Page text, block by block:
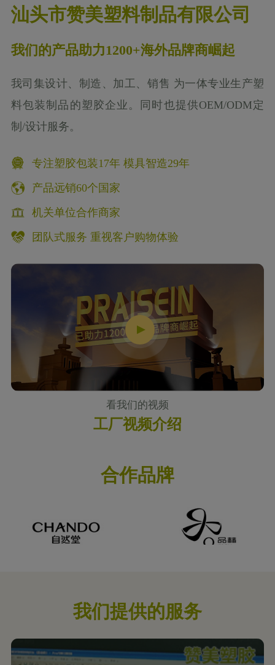
汕头市赞美塑料制品有限公司
我们的产品助力1200+海外品牌商崛起
我司集设计、制造、加工、销售 为一体专业生产塑
料包装制品的塑胶企业。同时也提供OEM/ODM定
制/设计服务。
专注塑胶包装17年 模具智造29年
产品远销60个国家
机关单位合作商家
团队式服务 重视客户购物体验
看我们的视频
工厂视频介绍
合作品牌
我们提供的服务